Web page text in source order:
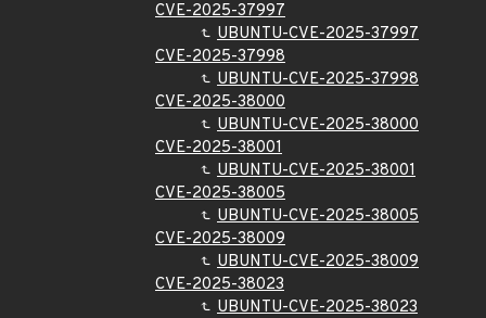
CVE-2025-37997
UBUNTU-CVE-2025-37997
CVE-2025-37998
UBUNTU-CVE-2025-37998
CVE-2025-38000
UBUNTU-CVE-2025-38000
CVE-2025-38001
UBUNTU-CVE-2025-38001
CVE-2025-38005
UBUNTU-CVE-2025-38005
CVE-2025-38009
UBUNTU-CVE-2025-38009
CVE-2025-38023
UBUNTU-CVE-2025-38023